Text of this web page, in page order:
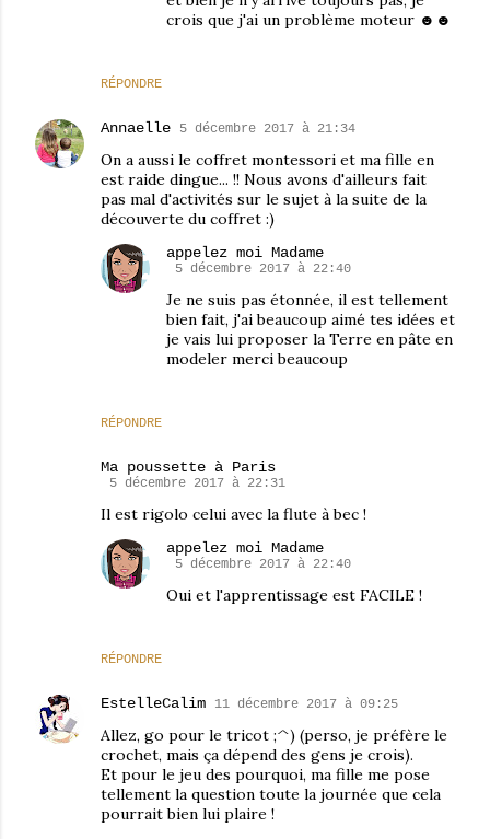
RÉPONDRE
crois que j'ai un problème moteur ☻☻
Annaelle 5 décembre 2017 à 21:34
On a aussi le coffret montessori et ma fille en
est raide dingue... !! Nous avons d'ailleurs fait
pas mal d'activités sur le sujet à la suite de la
découverte du coffret :)
RÉPONDRE
appelez moi Madame
5 décembre 2017 à 22:40
Je ne suis pas étonnée, il est tellement
bien fait, j'ai beaucoup aimé tes idées et
je vais lui proposer la Terre en pâte en
modeler merci beaucoup
Ma poussette à Paris
5 décembre 2017 à 22:31
Il est rigolo celui avec la flute à bec !
RÉPONDRE
appelez moi Madame
5 décembre 2017 à 22:40
Oui et l'apprentissage est FACILE !
EstelleCalim 11 décembre 2017 à 09:25
Allez, go pour le tricot ;^) (perso, je préfère le
crochet, mais ça dépend des gens je crois).
Et pour le jeu des pourquoi, ma fille me pose
tellement la question toute la journée que cela
pourrait bien lui plaire !